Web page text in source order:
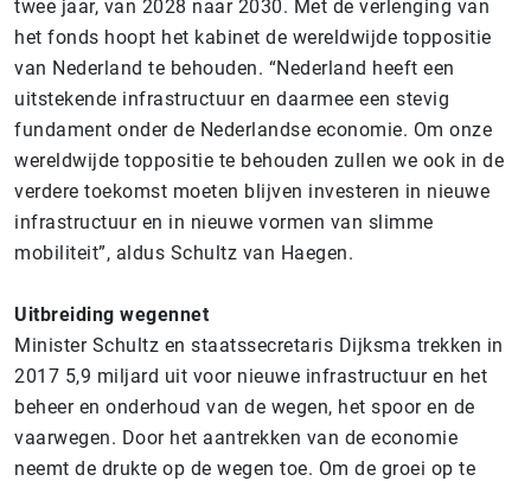
twee jaar, van 2028 naar 2030. Met de verlenging van
het fonds hoopt het kabinet de wereldwijde toppositie
van Nederland te behouden. “Nederland heeft een
uitstekende infrastructuur en daarmee een stevig
fundament onder de Nederlandse economie. Om onze
wereldwijde toppositie te behouden zullen we ook in de
verdere toekomst moeten blijven investeren in nieuwe
infrastructuur en in nieuwe vormen van slimme
mobiliteit”, aldus Schultz van Haegen.
Uitbreiding wegennet
Minister Schultz en staatssecretaris Dijksma trekken in
2017 5,9 miljard uit voor nieuwe infrastructuur en het
beheer en onderhoud van de wegen, het spoor en de
vaarwegen. Door het aantrekken van de economie
neemt de drukte op de wegen toe. Om de groei op te